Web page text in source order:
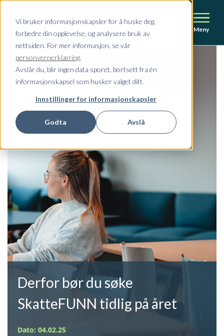
Vi bruker informasjonskapsler for å huske deg,
forbedre din opplevelse, og analysere bruk av
nettsiden. For mer informasjon, se vår
personvernerklæring.
Avslår du, blir ingen data sporet, bortsett fra én
informasjonskapsel som husker valget ditt.
Innstillinger for informasjonskapsler
Godta Avslå
Meny
Derfor bør du søke
SkatteFUNN tidlig på året
Dato: 04.02.25